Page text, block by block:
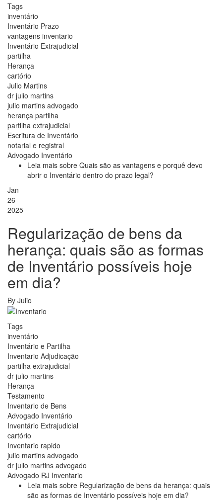
Tags
inventário
Inventário Prazo
vantagens inventario
Inventário Extrajudicial
partilha
Herança
cartório
Julio Martins
dr julio martins
julio martins advogado
herança partilha
partilha extrajudicial
Escritura de Inventário
notarial e registral
Advogado Inventário
Leia mais sobre Quais são as vantagens e porquê devo
abrir o Inventário dentro do prazo legal?
Jan
26
2025
Regularização de bens da
herança: quais são as formas
de Inventário possíveis hoje
em dia?
By Julio
Tags
inventário
Inventário e Partilha
Inventario Adjudicação
partilha extrajudicial
dr julio martins
Herança
Testamento
Inventario de Bens
Advogado Inventário
Inventário Extrajudicial
cartório
Inventario rapido
julio martins advogado
dr julio martins advogado
Advogado RJ Inventario
Leia mais sobre Regularização de bens da herança: quais
são as formas de Inventário possíveis hoje em dia?